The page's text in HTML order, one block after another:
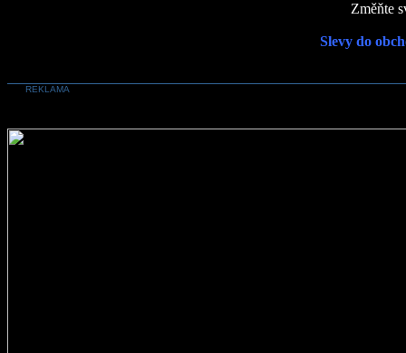
Změňte
Slevy do
REKLAMA